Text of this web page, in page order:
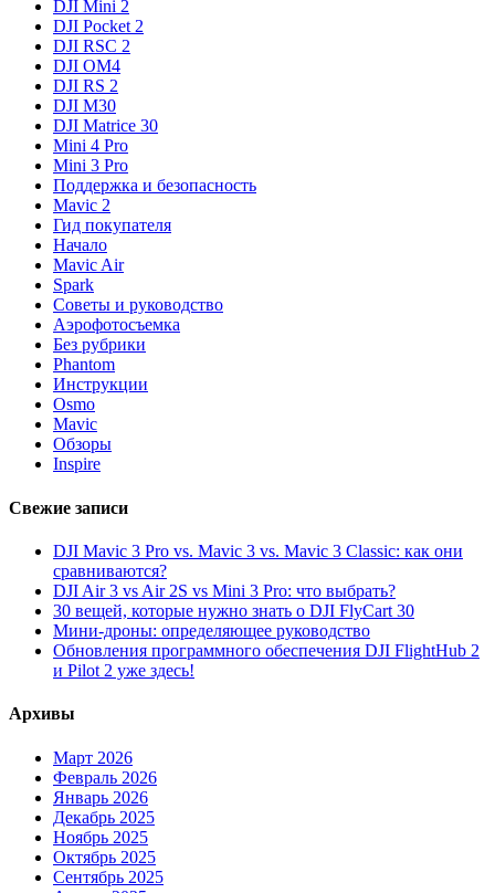
DJI Mini 2
DJI Pocket 2
DJI RSC 2
DJI OM4
DJI RS 2
DJI M30
DJI Matrice 30
Mini 4 Pro
Mini 3 Pro
Поддержка и безопасность
Mavic 2
Гид покупателя
Начало
Mavic Air
Spark
Советы и руководство
Аэрофотосъемка
Без рубрики
Phantom
Инструкции
Osmo
Mavic
Обзоры
Inspire
Свежие записи
DJI Mavic 3 Pro vs. Mavic 3 vs. Mavic 3 Classic: как они
сравниваются?
DJI Air 3 vs Air 2S vs Mini 3 Pro: что выбрать?
30 вещей, которые нужно знать о DJI FlyCart 30
Мини-дроны: определяющее руководство
Обновления программного обеспечения DJI FlightHub 2
и Pilot 2 уже здесь!
Архивы
Март 2026
Февраль 2026
Январь 2026
Декабрь 2025
Ноябрь 2025
Октябрь 2025
Сентябрь 2025